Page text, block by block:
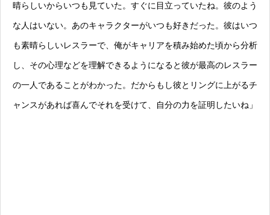
晴らしいからいつも見ていた。すぐに目立っていたね。彼のよう
な人はいない。あのキャラクターがいつも好きだった。彼はいつ
も素晴らしいレスラーで、俺がキャリアを積み始めた頃から分析
し、その心理などを理解できるようになると彼が最高のレスラー
の一人であることがわかった。だからもし彼とリングに上がるチ
ャンスがあれば喜んでそれを受けて、自分の力を証明したいね」